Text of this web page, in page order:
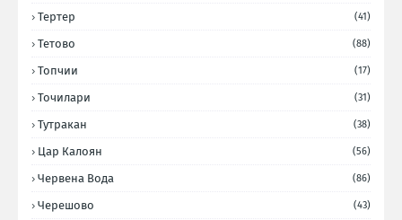
Тертер (41)
Тетово (88)
Топчии (17)
Точилари (31)
Тутракан (38)
Цар Калоян (56)
Червена Вода (86)
Черешово (43)